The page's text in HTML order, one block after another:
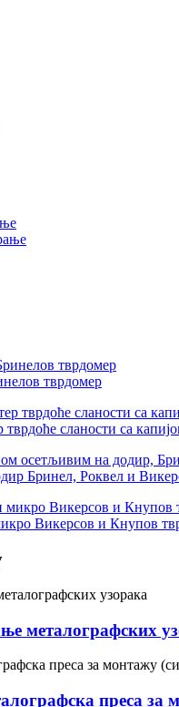
тврдомер
сланости са
Бринел, Роквел и
Викерсов и Кнупов
металографских
преса за